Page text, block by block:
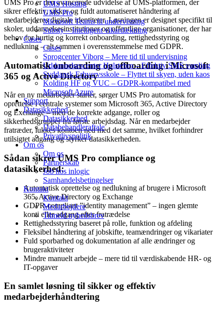
UMS Hosting
UMS Pro
Microsoft Teams til undervisning
Substy – Intelligent vikardækning
Cases
Cases
Sprogcenter Viborg – Mere tid til undervisning
Uddannelsescenter Holstebro – Effektiv SMS varsling
Syddansk Erhvervsskole – Flyttet til skyen, uden kaos
Kolding HF og VUC – GDPR-kompatibel med
Microsoft Azure
Support
Datasikkerhed
Datasikkerhed
Databehandleraftale
Privatlivspolitik
Om os
Om os
Partnerskab
Job hos inlogic
Samhandelsbetingelser
Kontakt
Kontakt
Medarbejdere
Tilmeld nyhedsbrev
UMS Pro er den avancerede udvidelse af UMS-platformen, der
sikrer effektiv, sikker og fuldt automatiseret håndtering af
medarbejderes digitale identiteter. Løsningen er designet specifikt til
skoler, uddannelsesinstitutioner og offentlige organisationer, der har
behov for hurtig og korrekt onboarding, rettighedsstyring og
nedlukning – alt sammen i overensstemmelse med GDPR.
Automatisk onboarding og offboarding i Microsoft
365 og Active Directory
Når en ny medarbejder starter, sørger UMS Pro automatisk for
oprettelse i centrale systemer som Microsoft 365, Active Directory
og Exchange – med de korrekte adgange, roller og
sikkerhedsgrupper fra første arbejdsdag. Når en medarbejder
fratræder, lukkes kontoen ned med det samme, hvilket forhindrer
utilsigtet adgang og styrker datasikkerheden.
Sådan sikrer UMS Pro compliance og
datasikkerhed:
Automatisk oprettelse og nedlukning af brugere i Microsoft
365, Active Directory og Exchange
GDPR-compliant ”identity management” – ingen glemte
konti eller adgang efter fratrædelse
Rettighedsstyring baseret på rolle, funktion og afdeling
Fleksibel håndtering af jobskifte, teamændringer og vikariater
Fuld sporbarhed og dokumentation af alle ændringer og
brugeraktiviteter
Mindre manuelt arbejde – mere tid til værdiskabende HR- og
IT-opgaver
En samlet løsning til sikker og effektiv
medarbejderhåndtering